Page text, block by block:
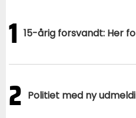
1 15-årig forsvandt: Her
2 Politiet med ny